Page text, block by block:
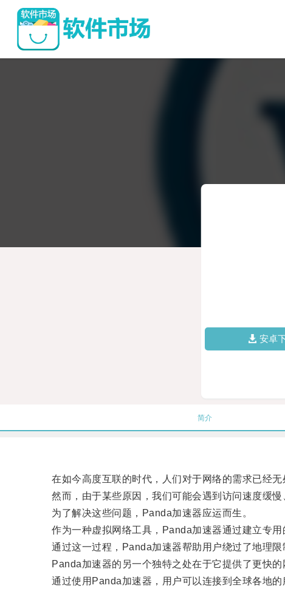
安卓
简介
在如今高度互联的时代，人们对于网络的需求已经无
然而，由于某些原因，我们可能会遇到访问速度缓慢
为了解决这些问题，Panda加速器应运而生。
作为一种虚拟网络工具，Panda加速器通过建立专用
通过这一过程，Panda加速器帮助用户绕过了地理限
Panda加速器的另一个独特之处在于它提供了更快的
通过使用Panda加速器，用户可以连接到全球各地的